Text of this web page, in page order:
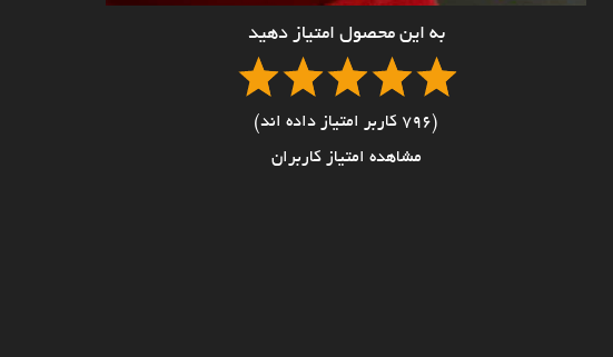
به این محصول امتیاز دهید
(796 کاربر امتیاز داده اند)
مشاهده امتیاز کاربران